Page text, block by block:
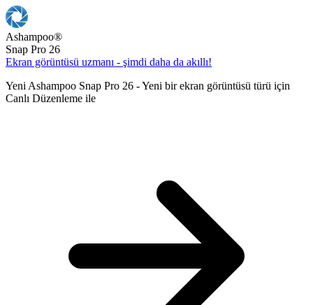
Ashampoo®
Snap Pro 26
Ekran görüntüsü uzmanı - şimdi daha da akıllı!
Yeni Ashampoo Snap Pro 26 - Yeni bir ekran görüntüsü türü için
Canlı Düzenleme ile